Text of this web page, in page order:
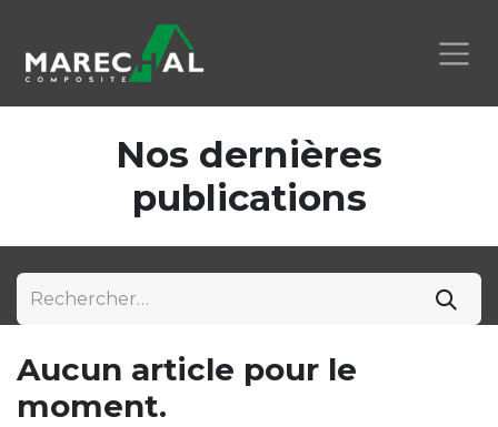
Nos dernières
publications
Aucun article pour le
moment.